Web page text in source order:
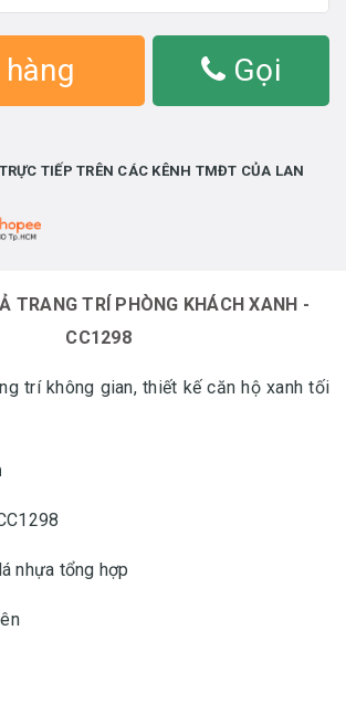
Gọi
TIẾP TRÊN CÁC KÊNH TMĐT CỦA LAN
TRANG TRÍ PHÒNG KHÁCH XANH -
CC1298
trí không gian, thiết kế căn hộ xanh tối
nhựa tổng hợp